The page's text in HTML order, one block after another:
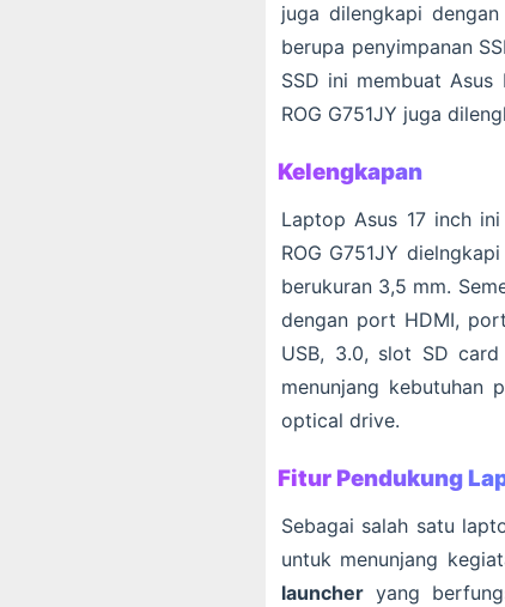
juga dilengkapi
berupa penyimpanan
SSD ini membuat
ROG G751JY juga
Kelengkapan
Laptop Asus 17 inch
ROG G751JY
berukuran 3,5 mm.
dengan port HDMI,
USB, 3.0, slot SD
menunjang kebutuhan
optical drive.
Fitur Pendukung
Sebagai salah satu
untuk menunjang
launcher yang